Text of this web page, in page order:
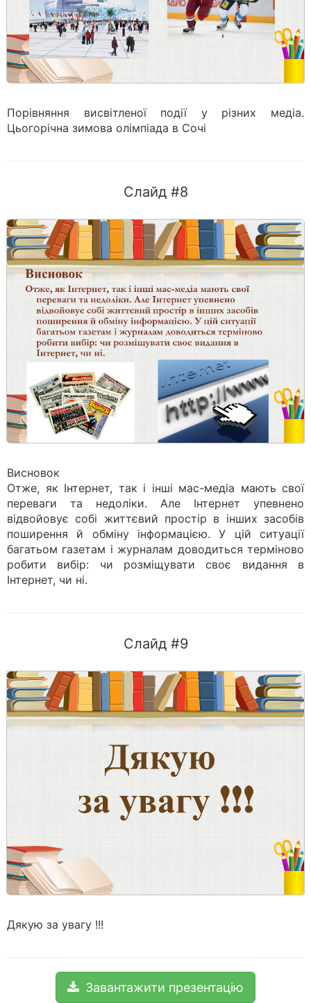
Порівняння висвітленої події у різних медіа.
Цьогорічна зимова олімпіада в Сочі
Слайд #8
Висновок
Отже, як Інтернет, так і інші мас-медіа мають свої
переваги та недоліки. Але Інтернет упевнено
відвойовує собі життєвий простір в інших засобів
поширення й обміну інформацією. У цій ситуації
багатьом газетам і журналам доводиться терміново
робити вибір: чи розміщувати своє видання в
Інтернет, чи ні.
Слайд #9
Дякую за увагу !!!
Завантажити презентацію